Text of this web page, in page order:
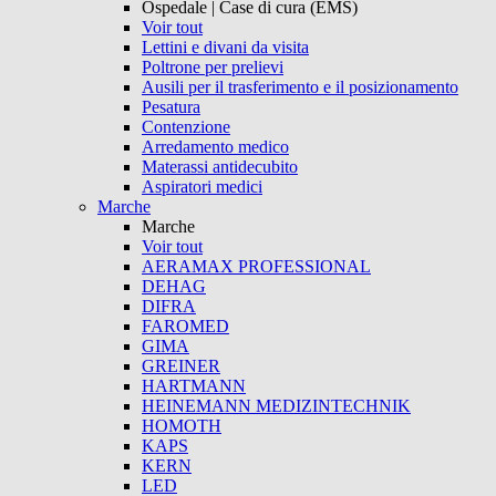
Ospedale | Case di cura (EMS)
Voir tout
Lettini e divani da visita
Poltrone per prelievi
Ausili per il trasferimento e il posizionamento
Pesatura
Contenzione
Arredamento medico
Materassi antidecubito
Aspiratori medici
Marche
Marche
Voir tout
AERAMAX PROFESSIONAL
DEHAG
DIFRA
FAROMED
GIMA
GREINER
HARTMANN
HEINEMANN MEDIZINTECHNIK
HOMOTH
KAPS
KERN
LED